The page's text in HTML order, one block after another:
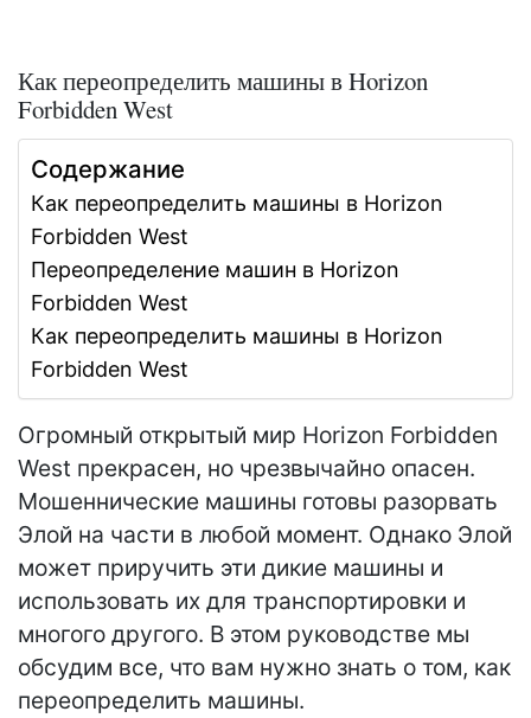
Как переопределить машины в Horizon
Forbidden West
Содержание
Как переопределить машины в Horizon
Forbidden West
Переопределение машин в Horizon
Forbidden West
Как переопределить машины в Horizon
Forbidden West
Огромный открытый мир Horizon Forbidden
West прекрасен, но чрезвычайно опасен.
Мошеннические машины готовы разорвать
Элой на части в любой момент. Однако Элой
может приручить эти дикие машины и
использовать их для транспортировки и
многого другого. В этом руководстве мы
обсудим все, что вам нужно знать о том, как
переопределить машины.